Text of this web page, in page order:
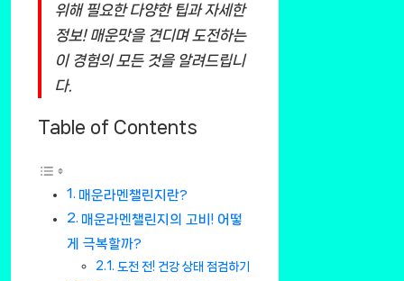
위해 필요한 다양한 팁과 자세한
정보! 매운맛을 견디며 도전하는
이 경험의 모든 것을 알려드립니
다.
Table of Contents
매운라멘챌린지란?
매운라멘챌린지의 고비! 어떻
게 극복할까?
도전 전! 건강 상태 점검하기